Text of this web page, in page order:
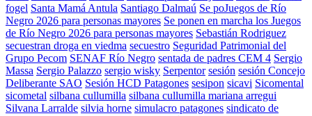
fogel Santa Mamá Antula Santiago Dalmaú Se poJuegos de Río
Negro 2026 para personas mayores Se ponen en marcha los Juegos
de Río Negro 2026 para personas mayores Sebastián Rodriguez
secuestran droga en viedma secuestro Seguridad Patrimonial del
Grupo Pecom SENAF Río Negro sentada de padres CEM 4 Sergio
Massa Sergio Palazzo sergio wisky Serpentor sesión sesión Concejo
Deliberante SAO Sesión HCD Patagones sesipon sicavi Sicomental
sicometal silbana cullumilla silbana cullumilla mariana arregui
Silvana Larralde silvia horne simulacro patagones sindicato de